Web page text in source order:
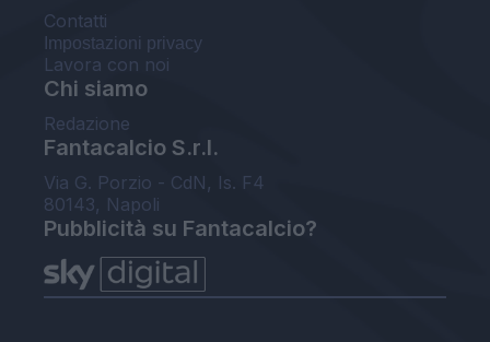
Contatti
Impostazioni privacy
Lavora con noi
Chi siamo
Redazione
Fantacalcio S.r.l.
Via G. Porzio - CdN, Is. F4
80143, Napoli
Pubblicità su Fantacalcio?